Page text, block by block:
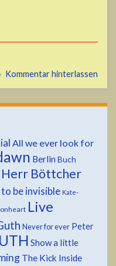
Kommentar hinterlassen
All we ever look for
Berlin Buch
Herr Böttcher
be invisible Kate-
Live
Never for ever Peter
Show a little
The Kick Inside